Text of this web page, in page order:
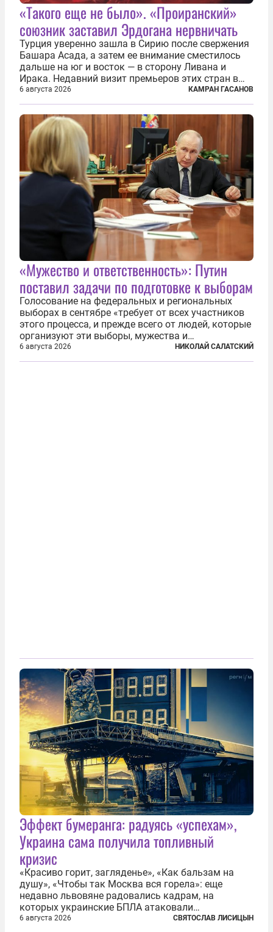
«Такого еще не было». «Проиранский»
союзник заставил Эрдогана нервничать
Турция уверенно зашла в Сирию после свержения
Башара Асада, а затем ее внимание сместилось
дальше на юг и восток — в сторону Ливана и
Ирака. Недавний визит премьеров этих стран в
Анкару, договоры об участии турецкой компании
TPAO в разработке нефти иракского Киркука и
«Дороги развития» подтверждают...
6 августа 2026 КАМРАН ГАСАНОВ
«Мужество и ответственность»: Путин
поставил задачи по подготовке к выборам
Голосование на федеральных и региональных
выборах в сентябре «требует от всех участников
этого процесса, и прежде всего от людей, которые
организуют эти выборы, мужества и
ответственного отношения к формированию
власти», — подчеркнул президент Владимир Путин
6 августа 2026 НИКОЛАЙ САЛАТСКИЙ
Эффект бумеранга: радуясь «успехам»,
Украина сама получила топливный
кризис
«Красиво горит, загляденье», «Как бальзам на
душу», «Чтобы так Москва вся горела»: еще
недавно львовяне радовались кадрам, на
которых украинские БПЛА атаковали
нефтеперерабатывающие предприятия России. В
6 августа 2026 СВЯТОСЛАВ ЛИСИЦЫН